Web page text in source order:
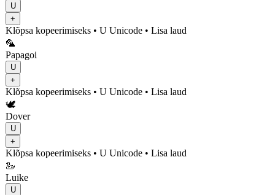
U
+
Klõpsa kopeerimiseks • U Unicode • Lisa laud
🦜
Papagoi
U
+
Klõpsa kopeerimiseks • U Unicode • Lisa laud
🕊️
Dover
U
+
Klõpsa kopeerimiseks • U Unicode • Lisa laud
🦢
Luike
U